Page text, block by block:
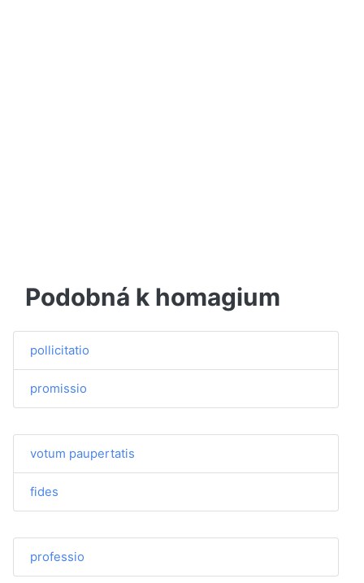
Podobná k homagium
pollicitatio
promissio
votum paupertatis
fides
professio